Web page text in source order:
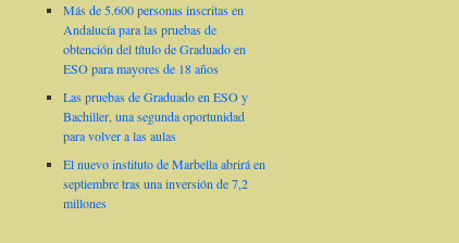
Más de 5.600 personas inscritas en
Andalucía para las pruebas de
obtención del título de Graduado en
ESO para mayores de 18 años
Las pruebas de Graduado en ESO y
Bachiller, una segunda oportunidad
para volver a las aulas
El nuevo instituto de Marbella abrirá en
septiembre tras una inversión de 7,2
millones